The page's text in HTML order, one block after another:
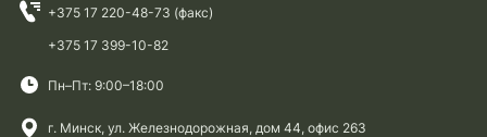
+375 17 220-48-73 (факс)
+375 17 399-10-82
Пн–Пт: 9:00–18:00
г. Минск, ул. Железнодорожная, дом 44, офис 263